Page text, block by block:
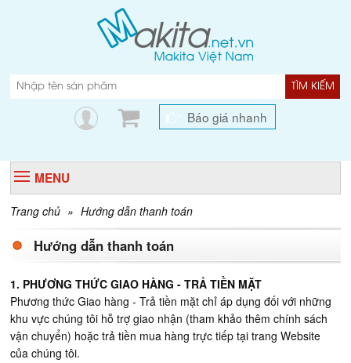
TÌM KIẾM
Báo giá nhanh
MENU
Trang chủ » Hướng dẫn thanh toán
Hướng dẫn thanh toán
1. PHƯƠNG THỨC GIAO HÀNG - TRẢ TIỀN MẶT
Phương thức Giao hàng - Trả tiền mặt chỉ áp dụng đối với những
khu vực chúng tôi hỗ trợ giao nhận (tham khảo thêm chính sách
vận chuyển) hoặc trả tiền mua hàng trực tiếp tại trang Website
của chúng tôi.